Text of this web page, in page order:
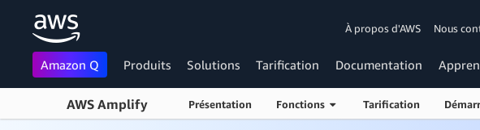
À propos d'AWS Nous
Amazon Q Produits Solutions Tarification Documentation
AWS Amplify Présentation Fonctions Tarification